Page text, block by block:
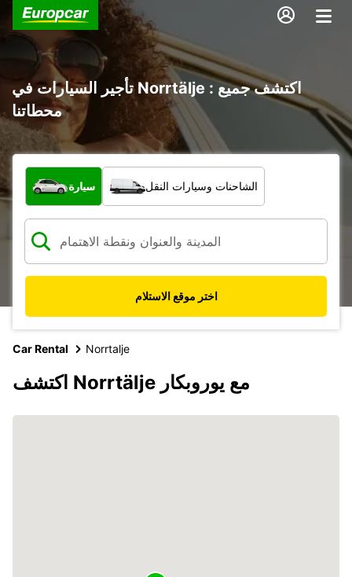
تأجير السيارات في Norrtälje : اكتشف جميع
محطاتنا
ما نوع المركبة؟
سيارة الشاحنات وسيارات النقل
اختر موقع الاستلام
Car Rental Norrtalje
اكتشف Norrtälje مع يوروبكار